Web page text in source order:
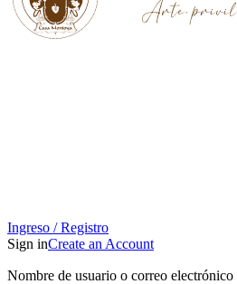
Ingreso / Registro
Sign inCreate an Account
Nombre de usuario o correo electrónico